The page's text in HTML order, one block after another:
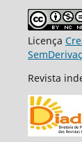
Licença
Revista